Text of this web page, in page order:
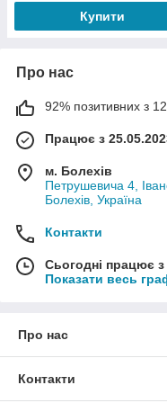
Купити
Про нас
92% позитивних з
Працює з
м. Болехів
Петрушевича 4,
Болехів, Україна
Контакти
Сьогодні працює
Показати весь
Про нас
Контакти